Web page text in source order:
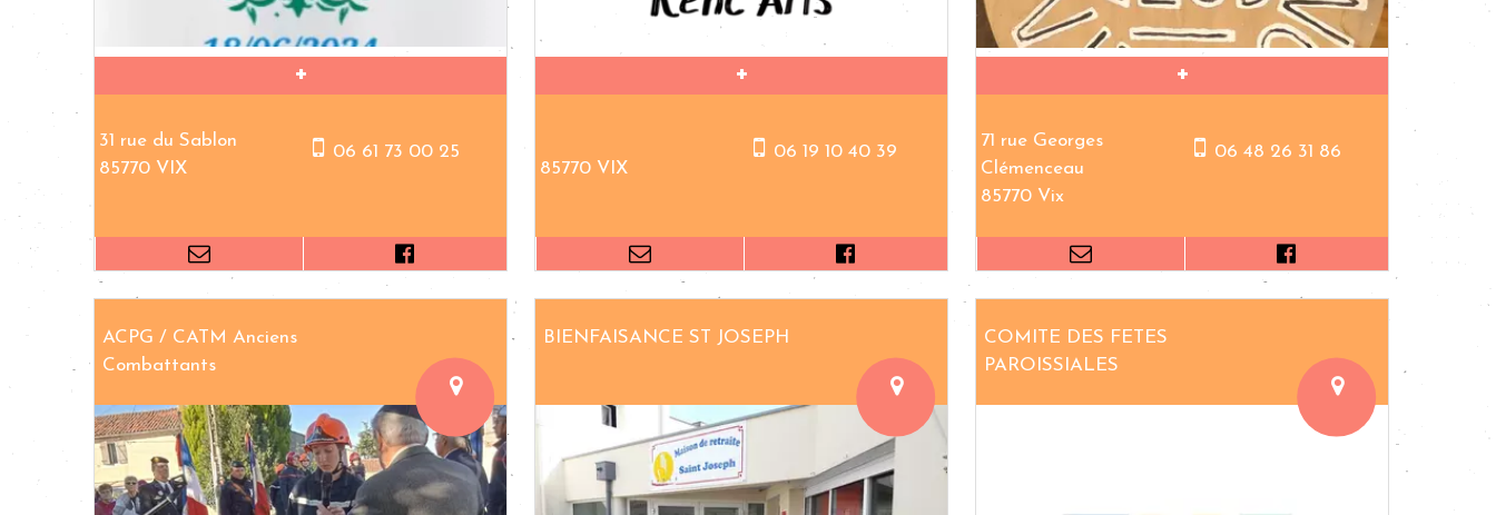
31 rue du Sablon
85770 VIX
06 61 73 00 25
85770 VIX
06 19 10 40 39
71 rue Georges
Clémenceau
85770 Vix
06 48 26 31 86
ACPG / CATM Anciens
Combattants
BIENFAISANCE ST JOSEPH
COMITE DES FETES
PAROISSIALES